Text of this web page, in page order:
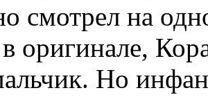
смотрел на
оригинале,
Но